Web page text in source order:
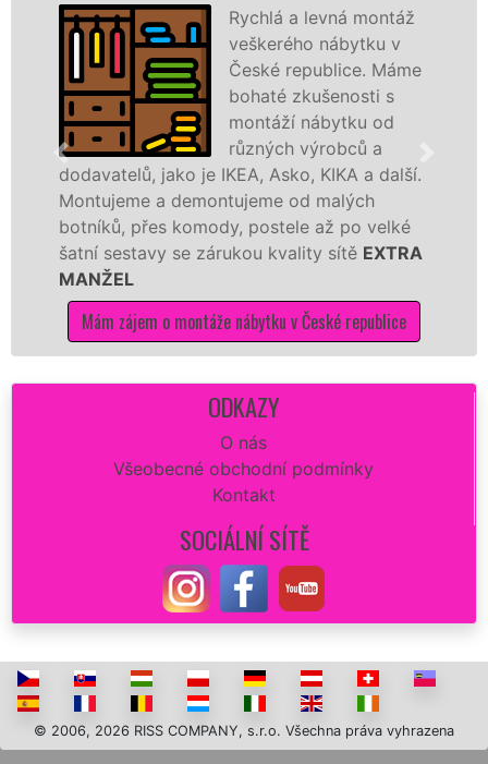
Rychlá a levná montáž
veškerého nábytku v
České republice. Máme
bohaté zkušenosti s
montáží nábytku od
různých výrobců a
jako je IKEA, Asko, KIKA a další.
a demontujeme od malých
přes komody, postele až po velké
se zárukou kvality sítěEXTRA
zájem o montáže nábytku v České republice
různých
tuto
ODKAZY
O nás
Všeobecné obchodní podmínky
Kontakt
SOCIÁLNÍ SÍTĚ
© 2006, 2026 RISS COMPANY, s.r.o. Všechna práva vyhrazena